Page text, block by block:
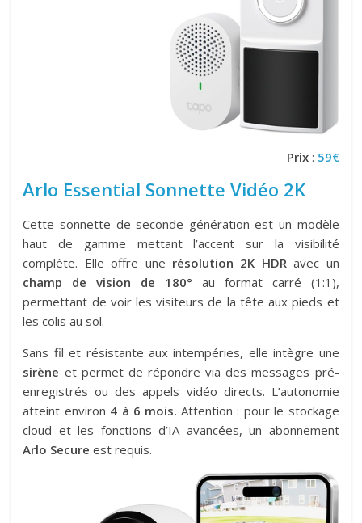
Prix: 59€
Arlo Essential Sonnette Vidéo 2K
Cette sonnette de seconde génération est un modèle
haut de gamme mettant l’accent sur la visibilité
complète. Elle offre une résolution 2K HDRavec un
champ de vision de 180° au format carré (1:1),
permettant de voir les visiteurs de la tête aux pieds et
les colis au sol.
Sans fil et résistante aux intempéries, elle intègre une
sirène et permet de répondre via des messages pré-
enregistrés ou des appels vidéo directs. L’autonomie
atteint environ 4 à 6 mois. Attention : pour le stockage
cloud et les fonctions d’IA avancées, un abonnement
Arlo Secure est requis.